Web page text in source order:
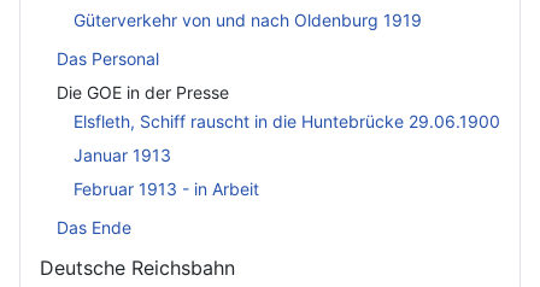
Güterverkehr von und nach Oldenburg 1919
Das Personal
Die GOE in der Presse
Elsfleth, Schiff rauscht in die Huntebrücke 29.06.1900
Januar 1913
Februar 1913 - in Arbeit
Das Ende
Deutsche Reichsbahn